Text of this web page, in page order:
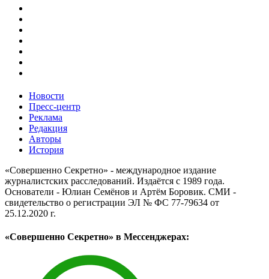
Новости
Пресс-центр
Реклама
Редакция
Авторы
История
«Совершенно Секретно» - международное издание
журналистских расследований. Издаётся с 1989 года.
Основатели - Юлиан Семёнов и Артём Боровик. CМИ -
свидетельство о регистрации ЭЛ № ФС 77-79634 от
25.12.2020 г.
«Совершенно Секретно» в Мессенджерах: